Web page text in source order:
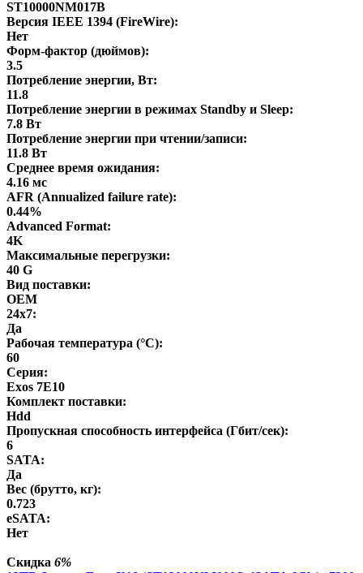
ST10000NM017B
Версия IEEE 1394 (FireWire):
Нет
Форм-фактор (дюймов):
3.5
Потребление энергии, Вт:
11.8
Потребление энергии в режимах Standby и Sleep:
7.8 Вт
Потребление энергии при чтении/записи:
11.8 Вт
Среднее время ожидания:
4.16 мс
AFR (Annualized failure rate):
0.44%
Advanced Format:
4K
Максимальные перегрузки:
40 G
Вид поставки:
OEM
24x7:
Да
Рабочая температура (°C):
60
Серия:
Exos 7E10
Комплект поставки:
Hdd
Пропускная способность интерфейса (Гбит/сек):
6
SATA:
Да
Вес (брутто, кг):
0.723
eSATA:
Нет
Скидка 6%